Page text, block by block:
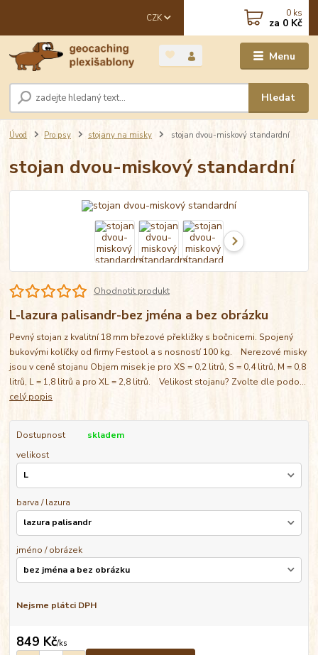
Menu
CZK
Hledat
0 ks
za 0 Kč
Úvod Pro psy stojany na misky stojan dvou-miskový standardní
stojan dvou-miskový standardní
Ohodnotit produkt
L-lazura palisandr-bez jména a bez obrázku
Pevný stojan z kvalitní 18 mm březové překližky s bočnicemi. Spojený
bukovými kolíčky od firmy Festool a s nosností 100 kg. Nerezové misky
jsou v ceně stojanu Objem misek je pro XS = 0,2 litrů, S = 0,4 litrů, M = 0,8
litrů, L = 1,8 litrů a pro XL = 2,8 litrů. Velikost stojanu? Zvolte dle podo...
celý popis
Dostupnost
skladem
velikost
barva / lazura
jméno / obrázek
Nejsme plátci DPH
849 Kč/ks